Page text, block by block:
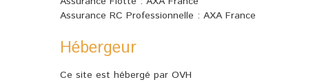
Assurance RC Professionnelle : AXA France
Hébergeur
Ce site est hébergé par OVH